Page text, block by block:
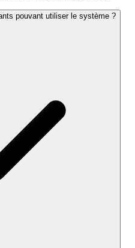
pouvant utiliser le système ?